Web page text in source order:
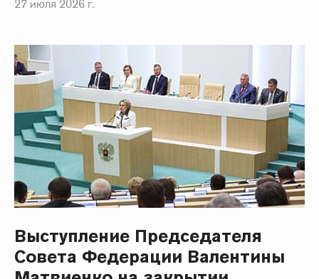
27 июля 2026 г.
Выступление Председателя
Совета Федерации Валентины